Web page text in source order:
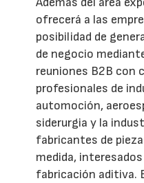
ofrecerá a las
posibilidad de
de negocio
reuniones B2B con
profesionales de
automoción,
siderurgia y la
fabricantes de
medida,
fabricación aditiva.